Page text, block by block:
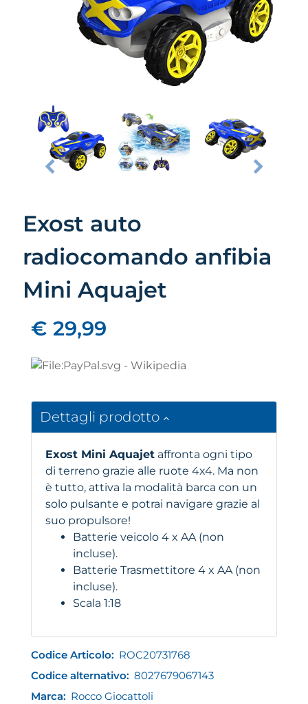
Exost auto
radiocomando anfibia
Mini Aquajet
€ 29,99
Dettagli prodotto
Exost Mini Aquajet affronta ogni tipo
di terreno grazie alle ruote 4x4. Ma non
è tutto, attiva la modalità barca con un
solo pulsante e potrai navigare grazie al
suo propulsore!
Batterie veicolo 4 x AA (non
incluse).
Batterie Trasmettitore 4 x AA (non
incluse).
Scala 1:18
Codice Articolo: ROC20731768
Codice alternativo: 8027679067143
Marca: Rocco Giocattoli